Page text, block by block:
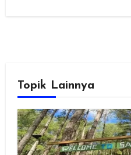
Topik Lainnya